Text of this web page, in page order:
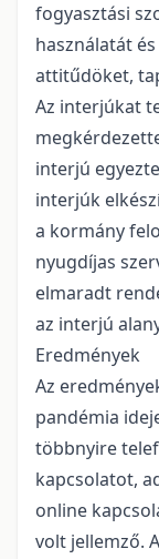
fogyasztási
használatát
attitűdöket,
Az interjúkat
interjú
interjúk
a kormány
nyugdíjas
elmaradt
az interjú
Eredmények
Az
pandémia
többnyire
kapcsolatot,
online
volt jellemző.